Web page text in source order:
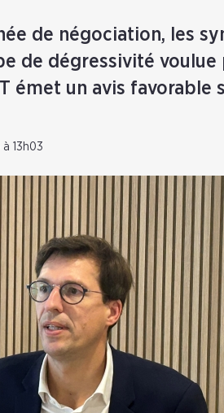
de négociation, les
de dégressivité voulue
émet un avis favorable
13h03